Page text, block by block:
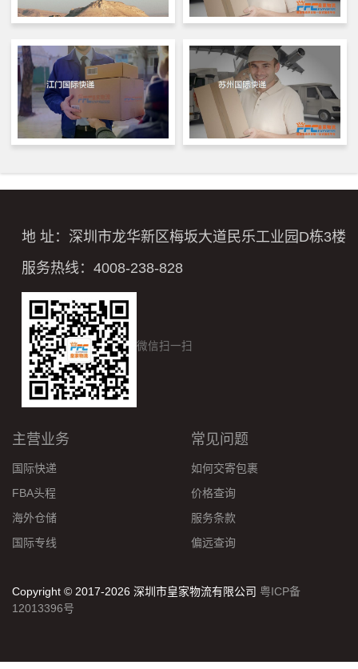
地 址：深圳市龙华新区梅坂大道民乐工业园D栋3楼
服务热线：4008-238-828
微信扫一扫
主营业务
国际快递
FBA头程
海外仓储
国际专线
常见问题
如何交寄包裹
价格查询
服务条款
偏远查询
Copyright © 2017-2026 深圳市皇家物流有限公司 粤ICP备
12013396号